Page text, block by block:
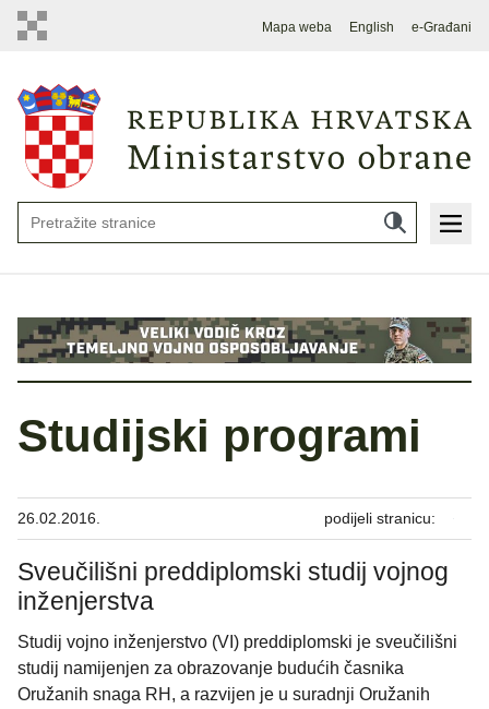
Mapa weba English e-Građani
Studijski programi
26.02.2016. podijeli stranicu:
Sveučilišni preddiplomski studij vojnog
inženjerstva
Studij vojno inženjerstvo (VI) preddiplomski je sveučilišni
studij namijenjen za obrazovanje budućih časnika
Oružanih snaga RH, a razvijen je u suradnji Oružanih